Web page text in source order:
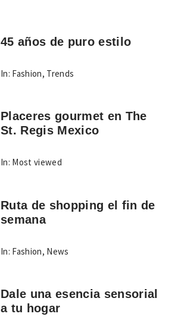
45 años de puro estilo
In: Fashion, Trends
Placeres gourmet en The
St. Regis Mexico
In: Most viewed
Ruta de shopping el fin de
semana
In: Fashion, News
Dale una esencia sensorial
a tu hogar